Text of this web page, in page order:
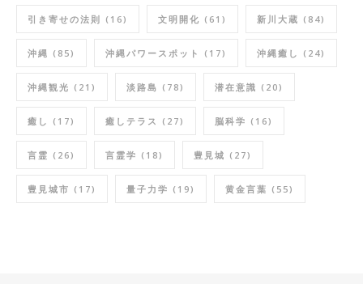
引き寄せの法則 (16) 文明開化 (61) 新川大蔵 (84)
沖縄 (85) 沖縄パワースポット (17) 沖縄癒し (24)
沖縄観光 (21) 淡路島 (78) 潜在意識 (20)
癒し (17) 癒しテラス (27) 脳科学 (16)
言霊 (26) 言霊学 (18) 豊見城 (27)
豊見城市 (17) 量子力学 (19) 黄金言葉 (55)